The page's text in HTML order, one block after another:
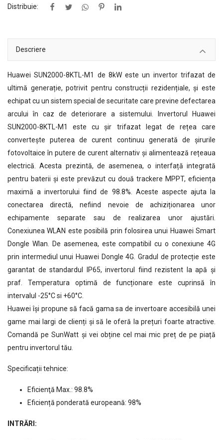
Distribuie:
Descriere
Huawei SUN2000-8KTL-M1 de 8kW este un invertor trifazat de
ultimă generație, potrivit pentru construcții rezidențiale, și este
echipat cu un sistem special de securitate care previne defectarea
arcului în caz de deteriorare a sistemului. Invertorul Huawei
SUN2000-8KTL-M1 este cu șir trifazat legat de rețea care
convertește puterea de curent continuu generată de șirurile
fotovoltaice în putere de curent alternativ și alimentează rețeaua
electrică. Acesta prezintă, de asemenea, o interfață integrată
pentru baterii și este prevăzut cu două trackere MPPT, eficiența
maximă a invertorului fiind de 98.8%. Aceste aspecte ajuta la
conectarea directă, nefiind nevoie de achiziționarea unor
echipamente separate sau de realizarea unor ajustări.
Conexiunea WLAN este posibilă prin folosirea unui Huawei Smart
Dongle Wlan. De asemenea, este compatibil cu o conexiune 4G
prin intermediul unui Huawei Dongle 4G. Gradul de protecție este
garantat de standardul IP65, invertorul fiind rezistent la apă și
praf. Temperatura optimă de funcționare este cuprinsă în
intervalul -25°C si +60°C.
Huawei își propune să facă gama sa de invertoare accesibilă unei
game mai largi de clienți și să le oferă la prețuri foarte atractive.
Comandă pe SunWatt și vei obține cel mai mic preț de pe piață
pentru invertorul tău.
Specificații tehnice:
Eficienţă Max.: 98.8%
Eficiență ponderată europeană: 98%
INTRĂRI: